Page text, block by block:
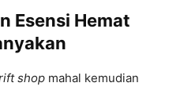
Esensi Hemat
shop mahal kemudian